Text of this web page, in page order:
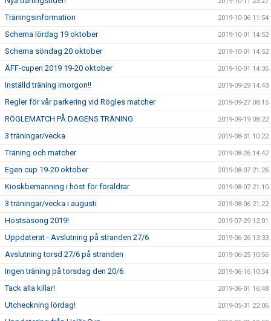
Träningsinformation 2019-10-06 11:54
Schema lördag 19 oktober 2019-10-01 14:52
Schema söndag 20 oktober 2019-10-01 14:52
ÄFF-cupen 2019 19-20 oktober 2019-10-01 14:36
Inställd träning imorgon!! 2019-09-29 14:43
Regler för vår parkering vid Rögles matcher 2019-09-27 08:15
RÖGLEMATCH PÅ DAGENS TRÄNING 2019-09-19 08:22
3 träningar/vecka 2019-08-31 10:22
Träning och matcher 2019-08-26 14:42
Egen cup 19-20 oktober 2019-08-07 21:26
Kioskbemanning i höst för föräldrar 2019-08-07 21:10
3 träningar/vecka i augusti 2019-08-06 21:22
Höstsäsong 2019! 2019-07-29 12:01
Uppdaterat - Avslutning på stranden 27/6 2019-06-26 13:33
Avslutning torsd 27/6 på stranden 2019-06-25 10:56
Ingen träning på torsdag den 20/6 2019-06-16 10:54
Tack alla killar! 2019-06-01 16:48
Utcheckning lördag! 2019-05-31 22:06